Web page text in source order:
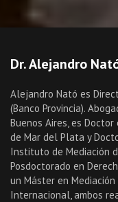
Dr. Alejandro
Alejandro Nató es
(Banco Provincia).
Buenos Aires, es
de Mar del Plata y
Instituto de Mediación
Posdoctorado en
un Máster en
Internacional, ambos